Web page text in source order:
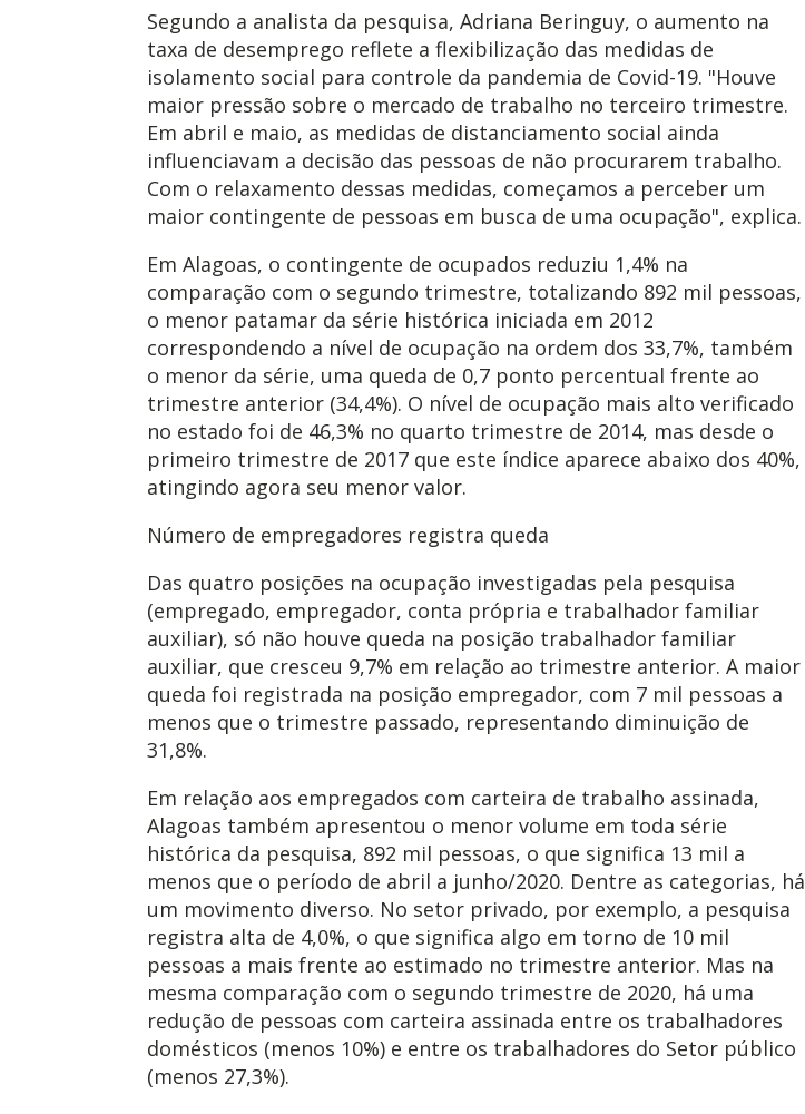
Segundo a analista da pesquisa, Adriana Beringuy, o aumento na
taxa de desemprego reflete a flexibilização das medidas de
isolamento social para controle da pandemia de Covid-19. "Houve
maior pressão sobre o mercado de trabalho no terceiro trimestre.
Em abril e maio, as medidas de distanciamento social ainda
influenciavam a decisão das pessoas de não procurarem trabalho.
Com o relaxamento dessas medidas, começamos a perceber um
maior contingente de pessoas em busca de uma ocupação", explica.
Em Alagoas, o contingente de ocupados reduziu 1,4% na
comparação com o segundo trimestre, totalizando 892 mil pessoas,
o menor patamar da série histórica iniciada em 2012
correspondendo a nível de ocupação na ordem dos 33,7%, também
o menor da série, uma queda de 0,7 ponto percentual frente ao
trimestre anterior (34,4%). O nível de ocupação mais alto verificado
no estado foi de 46,3% no quarto trimestre de 2014, mas desde o
primeiro trimestre de 2017 que este índice aparece abaixo dos 40%,
atingindo agora seu menor valor.
Número de empregadores registra queda
Das quatro posições na ocupação investigadas pela pesquisa
(empregado, empregador, conta própria e trabalhador familiar
auxiliar), só não houve queda na posição trabalhador familiar
auxiliar, que cresceu 9,7% em relação ao trimestre anterior. A maior
queda foi registrada na posição empregador, com 7 mil pessoas a
menos que o trimestre passado, representando diminuição de
31,8%.
Em relação aos empregados com carteira de trabalho assinada,
Alagoas também apresentou o menor volume em toda série
histórica da pesquisa, 892 mil pessoas, o que significa 13 mil a
menos que o período de abril a junho/2020. Dentre as categorias, há
um movimento diverso. No setor privado, por exemplo, a pesquisa
registra alta de 4,0%, o que significa algo em torno de 10 mil
pessoas a mais frente ao estimado no trimestre anterior. Mas na
mesma comparação com o segundo trimestre de 2020, há uma
redução de pessoas com carteira assinada entre os trabalhadores
domésticos (menos 10%) e entre os trabalhadores do Setor público
(menos 27,3%).